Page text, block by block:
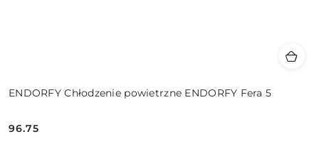
ENDORFY Chłodzenie powietrzne ENDORFY Fera 5
Cena:
96.75